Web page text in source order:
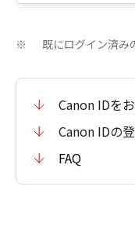
※ 既にログイン済み
Canon IDを
Canon IDの
FAQ